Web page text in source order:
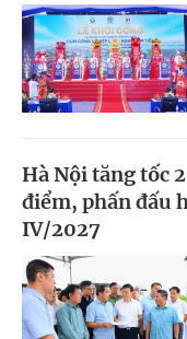
Hà Nội tăng tốc
điểm, phấn đấu
IV/2027